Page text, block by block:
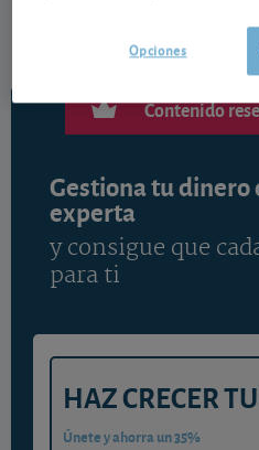
Inversiones para este valor.
Contenido
Gestiona tu dinero
experta
y consigue que
para ti
HAZ CRECER
Únete y ahorra un 35%
Opciones